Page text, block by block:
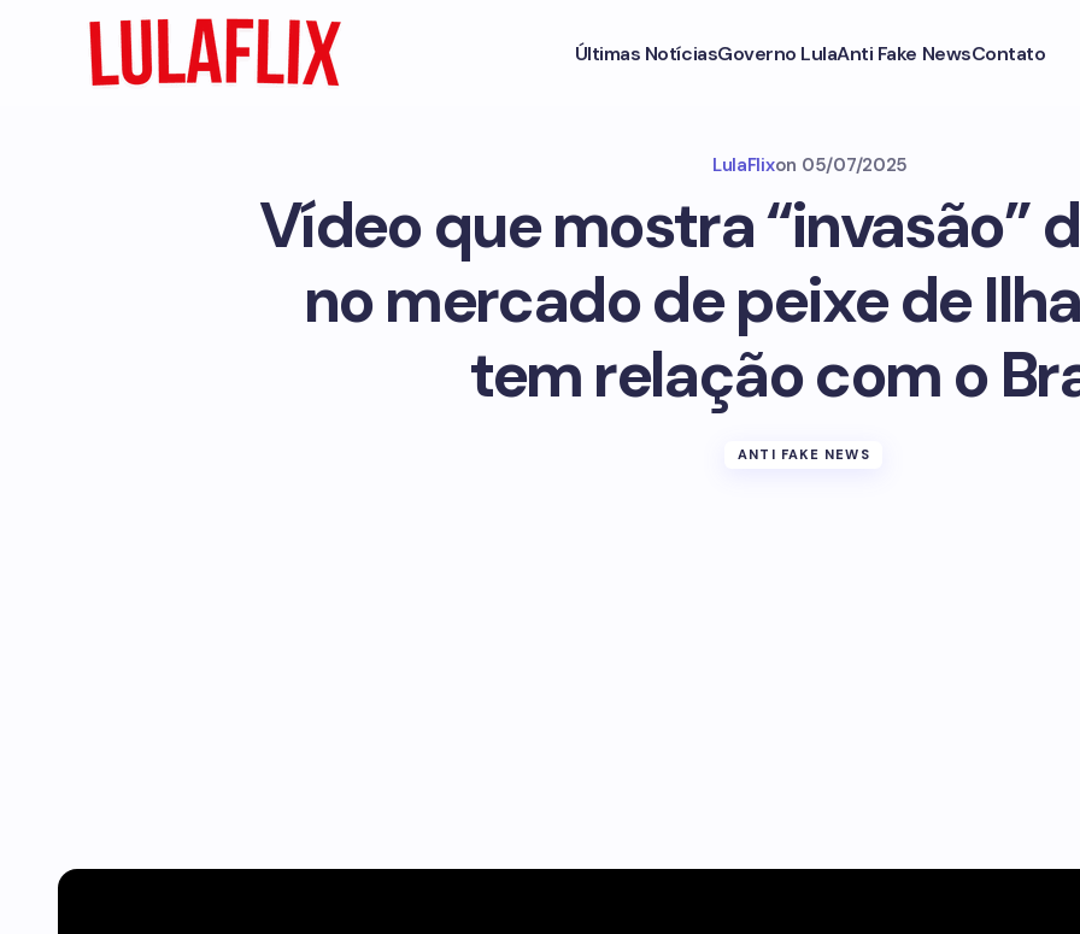
Últimas NotíciasGoverno LulaAnti Fake NewsContato
LulaFlixon 05/07/2025
Vídeo que mostra “invasão”
no mercado de peixe de
tem relação com o
ANTI FAKE NEWS